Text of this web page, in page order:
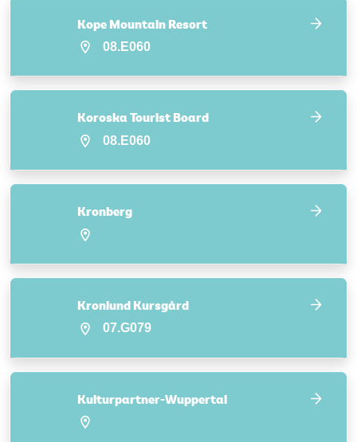
Kope Mountain Resort
08.E060
Koroska Tourist Board
08.E060
Kronberg
Kronlund Kursgård
07.G079
Kulturpartner-Wuppertal